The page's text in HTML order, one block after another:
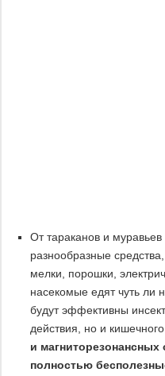
От тараканов и
разнообразные
мелки, порошки,
насекомые едят чуть ли
будут эффективны
действия, но и
и магниторезонансных
полностью